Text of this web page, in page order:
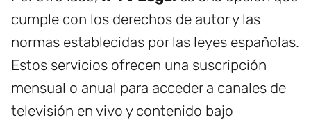
cumple con los derechos de autor y las
normas establecidas por las leyes españolas.
Estos servicios ofrecen una suscripción
mensual o anual para acceder a canales de
televisión en vivo y contenido bajo